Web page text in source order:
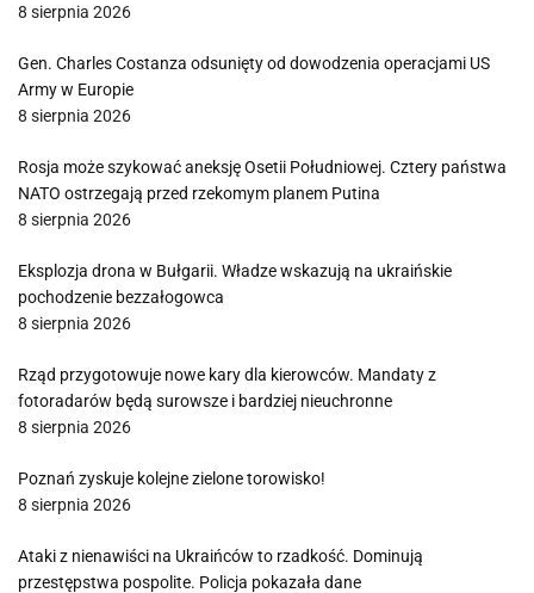
8 sierpnia 2026
Gen. Charles Costanza odsunięty od dowodzenia operacjami US
Army w Europie
8 sierpnia 2026
Rosja może szykować aneksję Osetii Południowej. Cztery państwa
NATO ostrzegają przed rzekomym planem Putina
8 sierpnia 2026
Eksplozja drona w Bułgarii. Władze wskazują na ukraińskie
pochodzenie bezzałogowca
8 sierpnia 2026
Rząd przygotowuje nowe kary dla kierowców. Mandaty z
fotoradarów będą surowsze i bardziej nieuchronne
8 sierpnia 2026
Poznań zyskuje kolejne zielone torowisko!
8 sierpnia 2026
Ataki z nienawiści na Ukraińców to rzadkość. Dominują
przestępstwa pospolite. Policja pokazała dane